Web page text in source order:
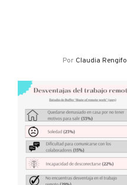
Por Claudia Rengifo